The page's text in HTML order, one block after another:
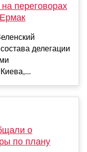
переговорах
делегации
о
по плану